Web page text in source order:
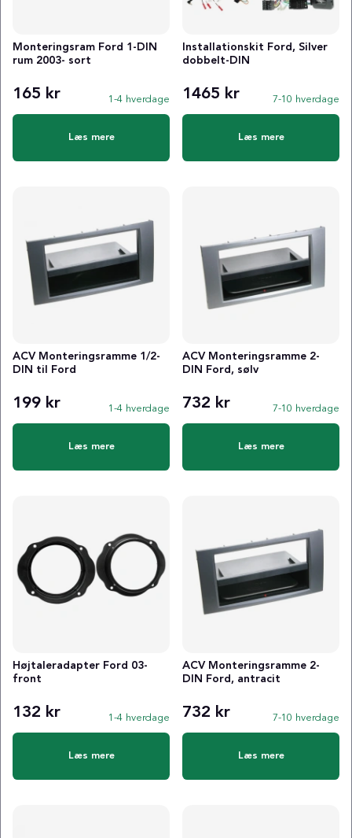
Monteringsram Ford 1-DIN
rum 2003- sort
165 kr 1-4 hverdage
Læs mere
Installationskit Ford, Silver
dobbelt-DIN
1465 kr 7-10 hverdage
Læs mere
ACV Monteringsramme 1/2-
DIN til Ford
199 kr 1-4 hverdage
Læs mere
ACV Monteringsramme 2-
DIN Ford, sølv
732 kr 7-10 hverdage
Læs mere
Højtaleradapter Ford 03-
front
132 kr 1-4 hverdage
Læs mere
ACV Monteringsramme 2-
DIN Ford, antracit
732 kr 7-10 hverdage
Læs mere